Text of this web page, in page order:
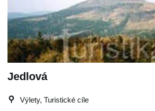
Jedlová
Výlety, Turistické cíle